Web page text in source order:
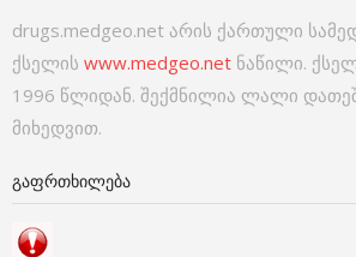
drugs.medgeo.net არის ქართული
ქსელის www.medgeo.net ნაწილი.
1996 წლიდან. შექმნილია ლალი
მიხედვით.
ᲒᲐᲤᲠᲗᲮᲘᲚᲔᲑᲐ